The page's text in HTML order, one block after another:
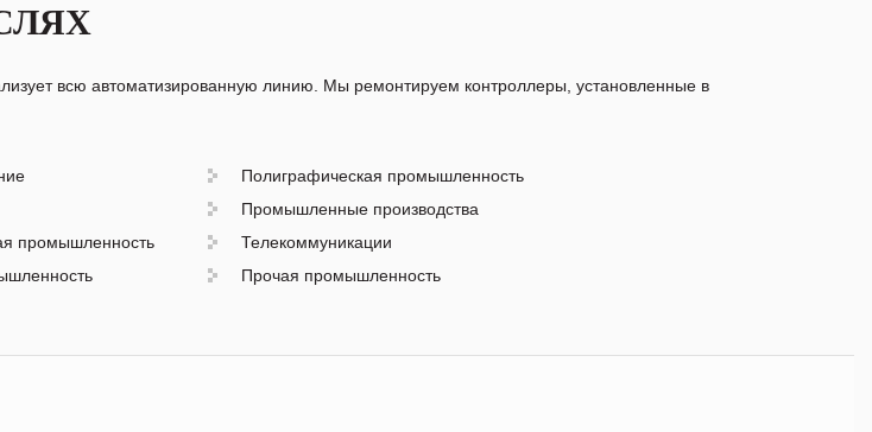
всю автоматизированную линию. Мы ремонтируем контроллеры, установленные в
промышленность
Полиграфическая промышленность
Промышленные производства
Телекоммуникации
Прочая промышленность